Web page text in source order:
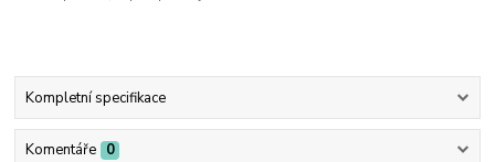
Kompletní specifikace
Komentáře 0